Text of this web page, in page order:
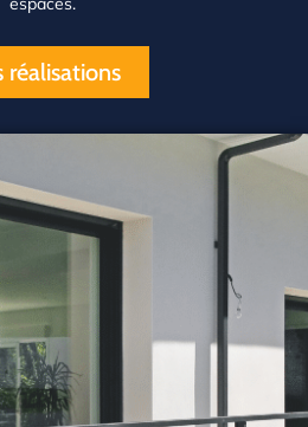
réalisations